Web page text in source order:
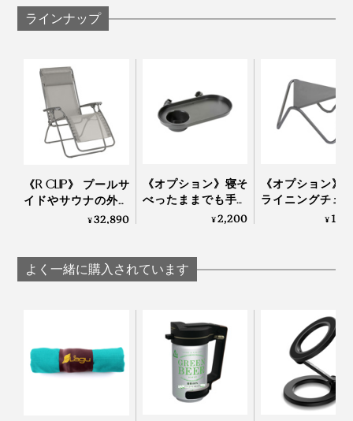
4. シート座面部分の角も同様にフレームに引っ掛けて完
成！
座面の両端が、ちょうど膝を置ける広さで、スポッとは
まる感じが妙に落ち着く。
背もたれに肘を預けられるから、スマホ操作や雑誌も読
みやすい。
テレビを観る時は、オットマンなどを置いて、足を預け
た方がラクチンです。
高級ソファのような質感なのに水を弾くから、うっかり
飲み物をこぼしちゃってもすぐに拭き取れるところも気
スペースに余裕がある方、連続ドラマを長時間かけてイ
ッキ見したい派は、背もたれの角度や姿勢を変えられる
リクライニングチェア
の方をどうぞ！
ラインナップ
《R CLIP》 プールサ
イドやサウナの外気
浴にも！宇宙飛行士
ア」｜Lafuma
¥32,890
《オプション》寝そ
べったままでも手が
届く、『Lafuma』の
ルダー」｜Lafuma
¥2,200
《オプション》
ライニングチェ
座ったまま手が
¥
よく一緒に購入されています